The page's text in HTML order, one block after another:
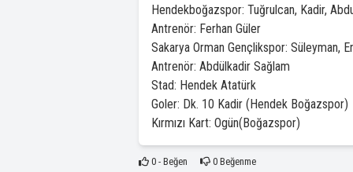
Hendekboğazspor: Tuğrulcan, Kadir,
Antrenör: Ferhan Güler
Sakarya Orman Gençlikspor: Süleyman,
Antrenör: Abdülkadir Sağlam
Stad: Hendek Atatürk
Goler: Dk. 10 Kadir (Hendek Boğazspor)
Kırmızı Kart: Ogün(Boğazspor)
0- Beğen 0Beğenme